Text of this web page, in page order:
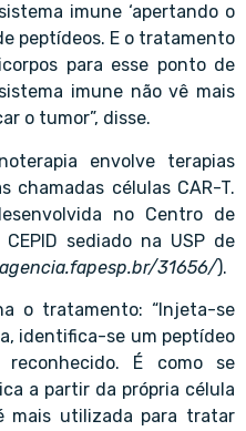
imune ‘apertando o
peptídeos. E o tratamento
para esse ponto de
imune não vê mais
o tumor”, disse.
envolve terapias
chamadas células CAR-T.
no Centro de
sediado na USP de
agencia.fapesp.br/31656/).
o tratamento: “Injeta-se
identifica-se um peptídeo
É como se
a partir da própria célula
mais utilizada para tratar